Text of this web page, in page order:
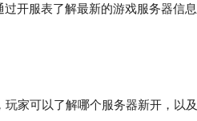
开服表了解最新的游戏服务器信
家可以了解哪个服务器新开，以